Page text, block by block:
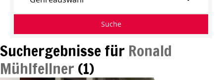
Suchergebnisse für Ronald
Mühlfellner (1)
Suche